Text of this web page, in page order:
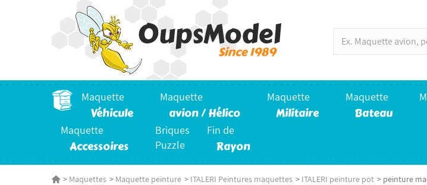
Maquette
Véhicule
Maquette
avion / Hélico
Maquette
Militaire
Maquette
Bateau
Maquette
Accessoires
Briques
Puzzle
Fin de
Rayon
> Maquettes > Maquette peinture > ITALERI Peintures maquettes > ITALERI peinture pot > peinture